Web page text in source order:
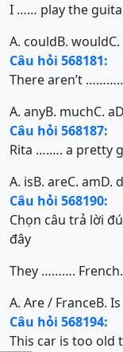
I …… play the
A. couldB. would
Câu hỏi 568181:
There aren’t
A. anyB. muchC. a
Câu hỏi 568187:
Rita ….…. a pretty
A. isB. areC. amD.
Câu hỏi 568190:
Chọn câu trả lời
đây
They ……….
A. Are / FranceB.
Câu hỏi 568194:
This car is too old